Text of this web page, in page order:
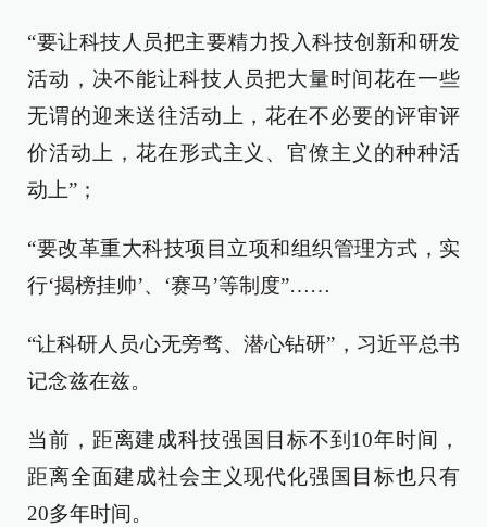
“要让科技人员把主要精力投入科技创新和研发
活动，决不能让科技人员把大量时间花在一些
无谓的迎来送往活动上，花在不必要的评审评
价活动上，花在形式主义、官僚主义的种种活
动上”；
“要改革重大科技项目立项和组织管理方式，实
行‘揭榜挂帅’、‘赛马’等制度”……
“让科研人员心无旁骛、潜心钻研”，习近平总书
记念兹在兹。
当前，距离建成科技强国目标不到10年时间，
距离全面建成社会主义现代化强国目标也只有
20多年时间。